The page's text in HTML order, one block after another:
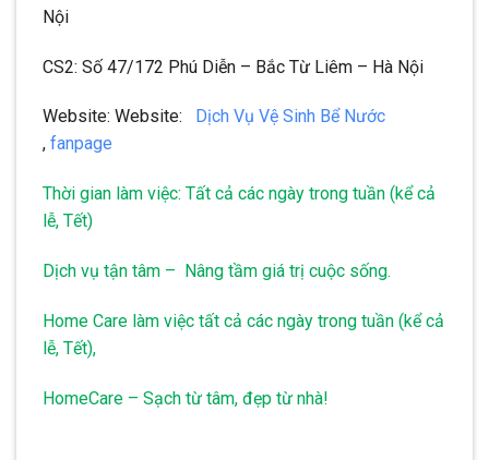
Nội
CS2: Số 47/172 Phú Diễn – Bắc Từ Liêm – Hà Nội
Website: Website:
Dịch Vụ Vệ Sinh Bể Nước
, fanpage
Thời gian làm việc: Tất cả các ngày trong tuần (kể cả
lễ, Tết)
Dịch vụ tận tâm – Nâng tầm giá trị cuộc sống.
Home Care làm việc tất cả các ngày trong tuần (kể cả
lễ, Tết),
HomeCare – Sạch từ tâm, đẹp từ nhà!